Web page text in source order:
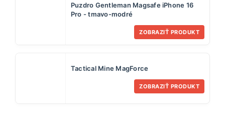
Puzdro Gentleman Magsafe iPhone 16
Pro - tmavo-modré
ZOBRAZIŤ PRODUKT
Tactical Mine MagForce
ZOBRAZIŤ PRODUKT